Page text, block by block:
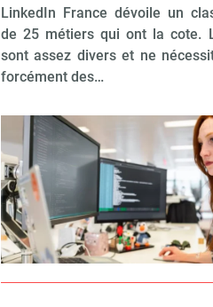
LinkedIn France dévoile un
de 25 métiers qui ont la cote.
sont assez divers et ne
forcément des…